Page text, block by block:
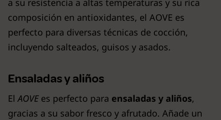
a su resistencia a altas temperaturas y su rica
composición en antioxidantes, el AOVE es
perfecto para diversas técnicas de cocción,
incluyendo salteados, guisos y asados.
Ensaladas y aliños
ElAOVEes perfecto para ensaladas y aliños,
gracias a su sabor fresco y afrutado. Añade un